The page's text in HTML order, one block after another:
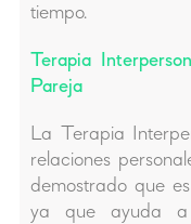
tiempo.
Terapia
Pareja
La Terapia
relaciones
demostrado que
ya que ayuda a